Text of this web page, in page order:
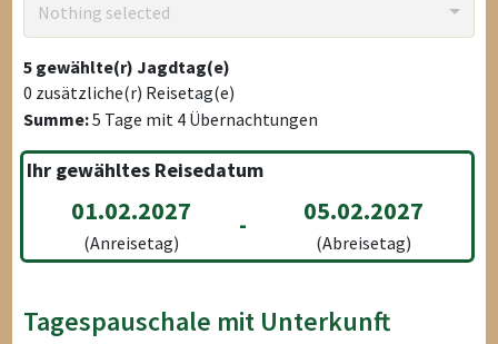
Nothing selected
5 gewählte(r) Jagdtag(e)
0 zusätzliche(r) Reisetag(e)
Summe:5 Tage mit 4 Übernachtungen
Ihr gewähltes Reisedatum
01.02.2027
(Anreisetag)
- 05.02.2027
(Abreisetag)
Tagespauschale mit Unterkunft